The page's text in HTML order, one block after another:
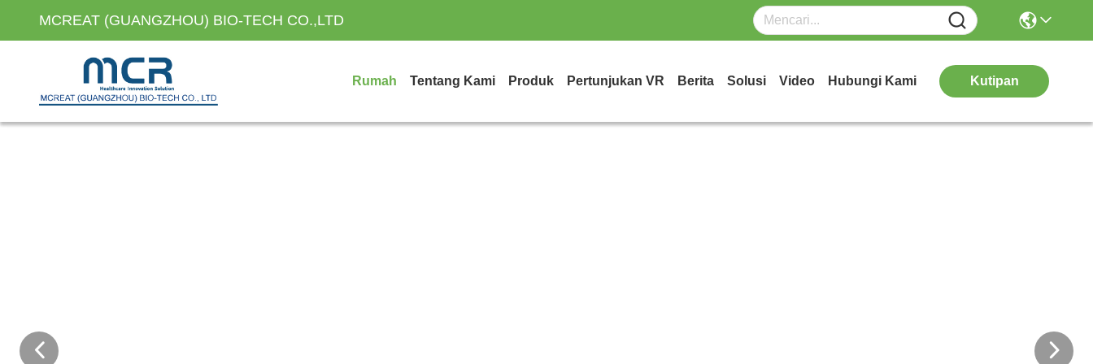
MCREAT (GUANGZHOU) BIO-TECH CO.,LTD
Rumah Tentang Kami Produk Pertunjukan VR Berita Solusi Video Hubungi Kami Kutipan